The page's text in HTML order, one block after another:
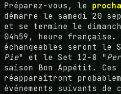
Préparez-vous, le
démarre le samedi 20
et se termine le
04h59, heure française.
échangeables seront le
Pie" et le Set 12-8 "
saison Bon Appétit.
réapparaîtront
événements suivants de